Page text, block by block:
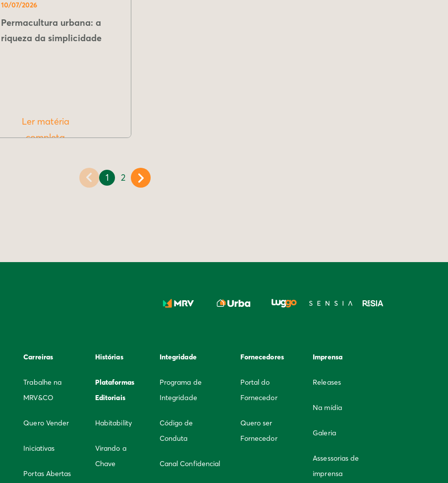
10/07/2026
Permacultura urbana: a
riqueza da simplicidade
Ler matéria
completa
1 2
Carreiras
Trabalhe na
MRV&CO
Quero Vender
Iniciativas
Portas Abertas
Histórias
Plataformas
Editoriais
Habitability
Virando a
Chave
Integridade
Programa de
Integridade
Código de
Conduta
Canal Confidencial
Fornecedores
Portal do
Fornecedor
Quero ser
Fornecedor
Imprensa
Releases
Na mídia
Galeria
Assessorias de
imprensa